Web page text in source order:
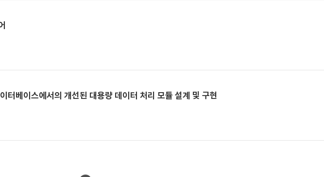
터베이스에서의 개선된 대용량 데이터 처리 모듈 설계 및 구현